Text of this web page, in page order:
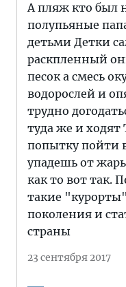
А пляж кто был
полупьяные
детьми Детки
раскпленный
песок а смесь
водорослей и
трудно
туда же и ходят
попытку пойти
упадешь от
как то вот так.
такие
поколения и
страны
23 сентября 2017